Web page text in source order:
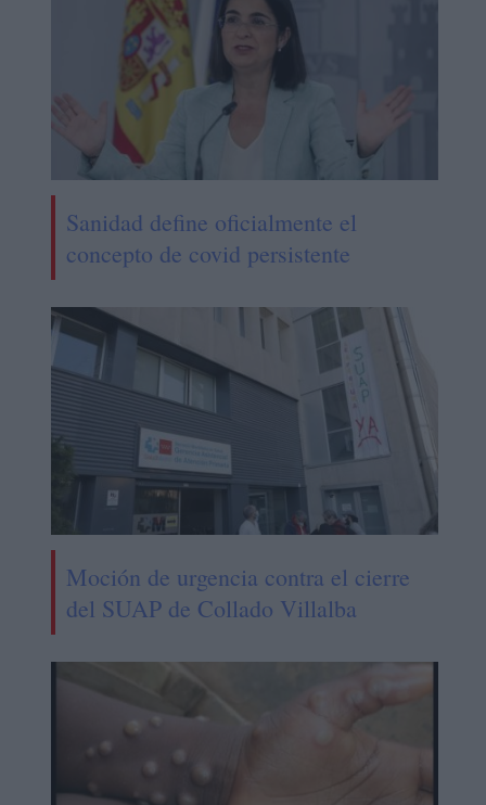
Sanidad define oficialmente el
concepto de covid persistente
Moción de urgencia contra el cierre
del SUAP de Collado Villalba